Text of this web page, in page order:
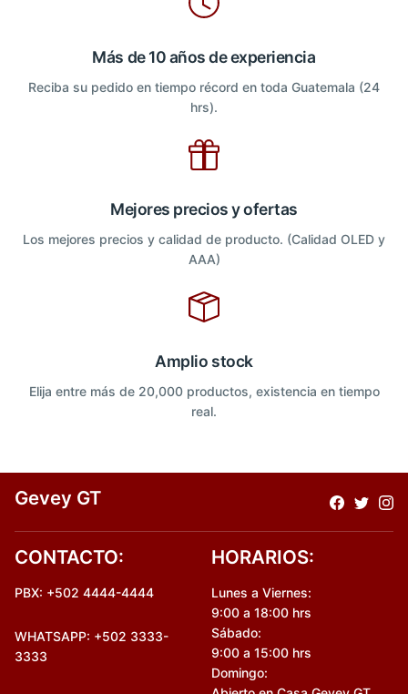
Más de 10 años de experiencia
Reciba su pedido en tiempo récord en toda Guatemala (24
hrs).
Mejores precios y ofertas
Los mejores precios y calidad de producto. (Calidad OLED y
AAA)
Amplio stock
Elija entre más de 20,000 productos, existencia en tiempo
real.
Gevey GT
CONTACTO:
PBX: +502 4444-4444
WHATSAPP: +502 3333-
3333
HORARIOS:
Lunes a Viernes:
9:00 a 18:00 hrs
Sábado:
9:00 a 15:00 hrs
Domingo: